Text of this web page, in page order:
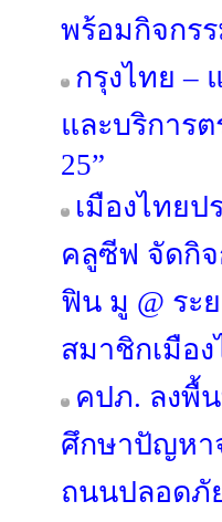
พร้อมกิจกร
กรุงไทย –
และบริการ
25”
เมืองไทย
คลูซีฟ จัดกิจ
ฟิน มู @ ระ
สมาชิกเมือ
คปภ. ลงพื้
ศึกษาปัญหา
ถนนปลอดภั